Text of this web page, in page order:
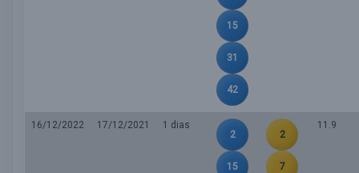
15
31
42
16/12/2022 17/12/2021
1 dias
2
15
2
7
11.9